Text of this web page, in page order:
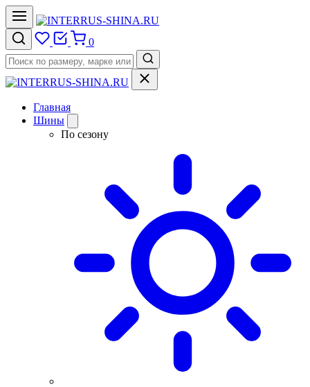
0
Главная
Шины
По сезону